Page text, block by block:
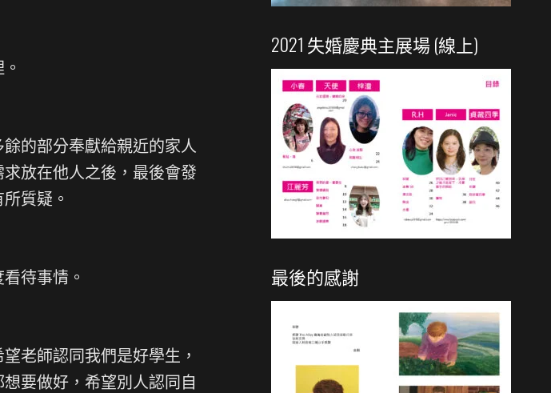
的部分奉獻給親近的家人
放在他人之後，最後會發
質疑。
待事情。
老師認同我們是好學生，
要做好，希望別人認同自
2021 失婚慶典主展場 (線上)
最後的感謝